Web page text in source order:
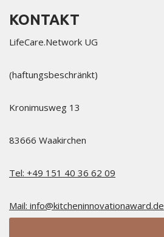
KONTAKT
LifeCare.Network UG​
(haftungsbeschränkt)​
Kronimusweg 13​
83666 Waakirchen
Tel: +49 151 40 36 62 09
Mail: info@kitcheninnovationaward.de